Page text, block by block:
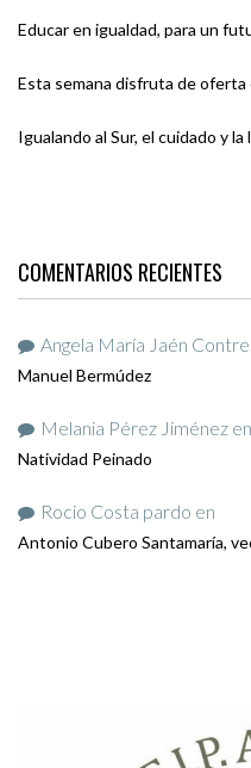
Educar en igualdad, para un
Esta semana disfruta de
Igualando al Sur, el cuidado y
COMENTARIOS RECIENTES
Angela María Jaén
Manuel Bermúdez
Melania Pérez Jiménez en
Natividad Peinado
Rocio Costa pardo en
Antonio Cubero Santamaría,